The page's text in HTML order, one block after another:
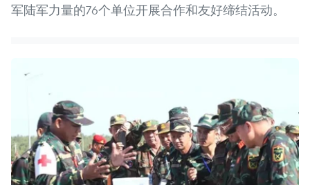
军陆军力量的76个单位开展合作和友好缔结活动。